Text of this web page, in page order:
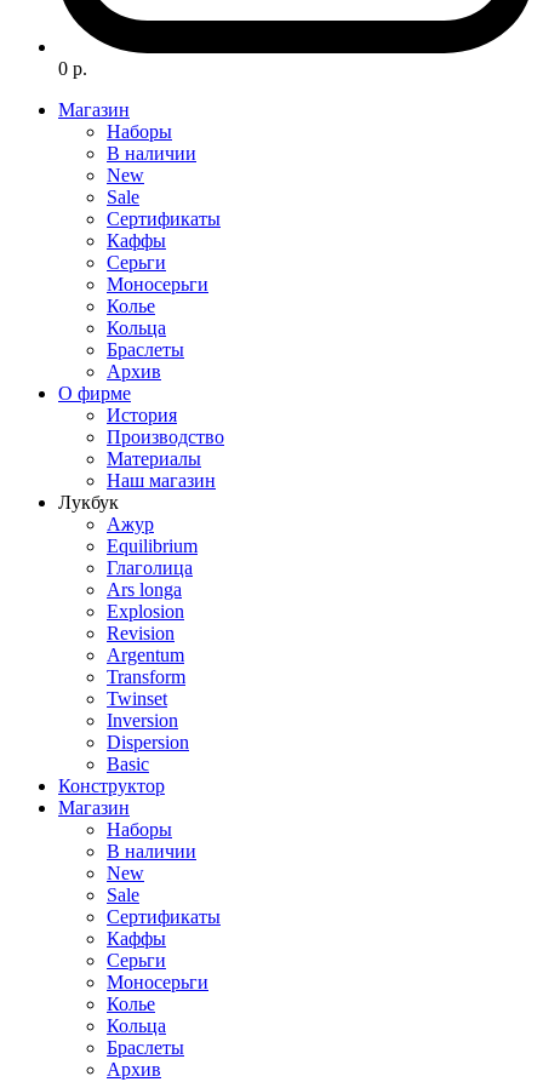
0 р.
Магазин
Наборы
В наличии
New
Sale
Сертификаты
Каффы
Серьги
Моносерьги
Колье
Кольца
Браслеты
Архив
О фирме
История
Производство
Материалы
Наш магазин
Лукбук
Ажур
Equilibrium
Глаголица
Ars longa
Explosion
Revision
Argentum
Transform
Twinset
Inversion
Dispersion
Basic
Конструктор
Магазин
Наборы
В наличии
New
Sale
Сертификаты
Каффы
Серьги
Моносерьги
Колье
Кольца
Браслеты
Архив